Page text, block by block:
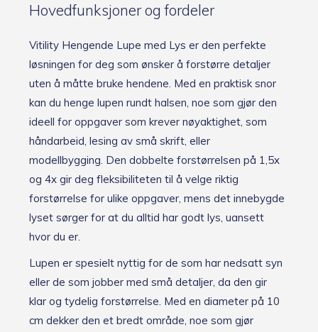
antallHovedfunksjoner og fordeler
Vitility Hengende Lupe med Lys er den perfekte
løsningen for deg som ønsker å forstørre detaljer
uten å måtte bruke hendene. Med en praktisk snor
kan du henge lupen rundt halsen, noe som gjør den
ideell for oppgaver som krever nøyaktighet, som
håndarbeid, lesing av små skrift, eller
modellbygging. Den dobbelte forstørrelsen på 1,5x
og 4x gir deg fleksibiliteten til å velge riktig
forstørrelse for ulike oppgaver, mens det innebygde
lyset sørger for at du alltid har godt lys, uansett
hvor du er.
Lupen er spesielt nyttig for de som har nedsatt syn
eller de som jobber med små detaljer, da den gir
klar og tydelig forstørrelse. Med en diameter på 10
cm dekker den et bredt område, noe som gjør